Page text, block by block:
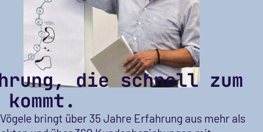
die schnell zum
bringt über 35 Jahre Erfahrung aus mehr als